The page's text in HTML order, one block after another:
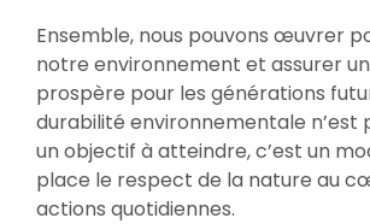
Ensemble, nous pouvons œuvrer
notre environnement et assurer
prospère pour les générations
durabilité environnementale n’est
un objectif à atteindre, c’est un
place le respect de la nature au
actions quotidiennes.